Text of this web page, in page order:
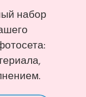
набор